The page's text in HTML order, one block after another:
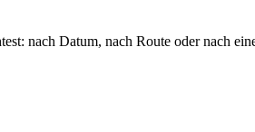
nach Datum, nach Route oder nach